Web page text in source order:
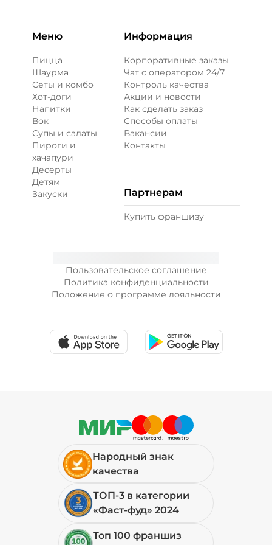
Пользовательское соглашение
Политика конфиденциальности
Положение о программе лояльности
Меню
Пицца
Шаурма
Сеты и комбо
Хот-доги
Напитки
Вок
Супы и салаты
Пироги и
хачапури
Десерты
Детям
Закуски
Информация
Корпоративные заказы
Чат с оператором 24/7
Контроль качества
Акции и новости
Как сделать заказ
Способы оплаты
Вакансии
Контакты
Партнерам
Купить франшизу
Народный знак
качества
ТОП-3 в категории
«Фаст-фуд» 2024
Топ 100 франшиз